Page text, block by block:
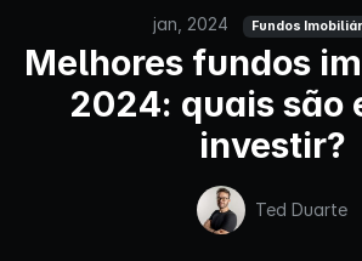
jan, 2024 Fundos
Melhores fundos
2024: quais são
investir?
Ted Duarte